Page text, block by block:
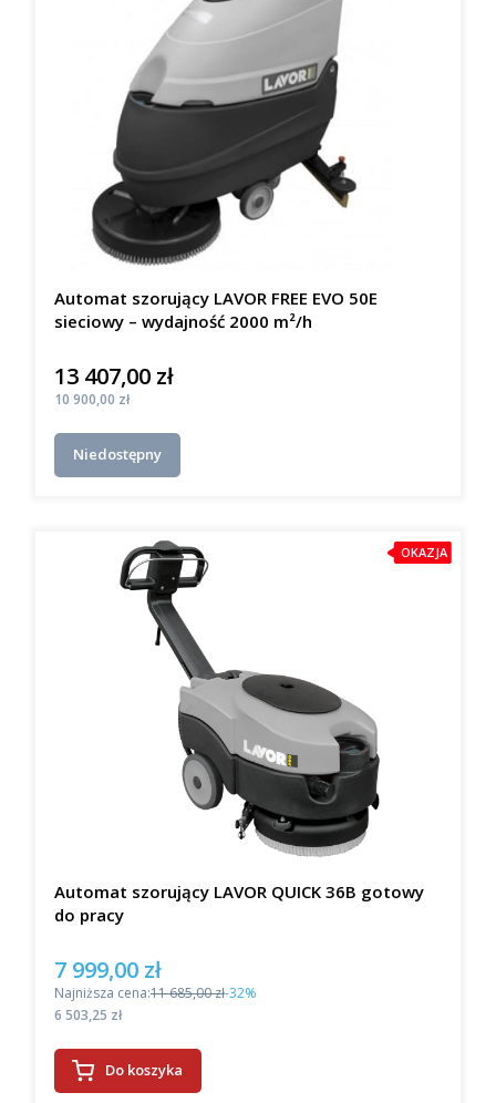
Automat szorujący LAVOR FREE EVO 50E
sieciowy – wydajność 2000 m²/h
Cena
13 407,00 zł
Cena
10 900,00 zł
Niedostępny
OKAZJA
Automat szorujący LAVOR QUICK 36B gotowy
do pracy
Cena promocyjna
7 999,00 zł
Najniższa cena:11 685,00 zł-32%
Cena
6 503,25 zł
Do koszyka